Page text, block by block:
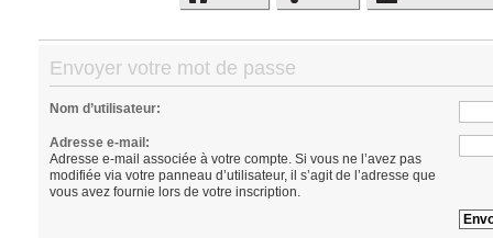
Envoyer votre mot de passe
Nom d’utilisateur:
Adresse e-mail:
Adresse e-mail associée à votre compte. Si vous ne l’avez pas
modifiée via votre panneau d’utilisateur, il s’agit de l’adresse que
vous avez fournie lors de votre inscription.